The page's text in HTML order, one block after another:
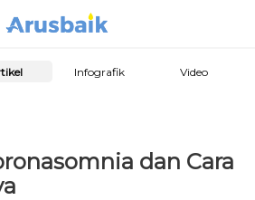
Infografik Video
dan Cara